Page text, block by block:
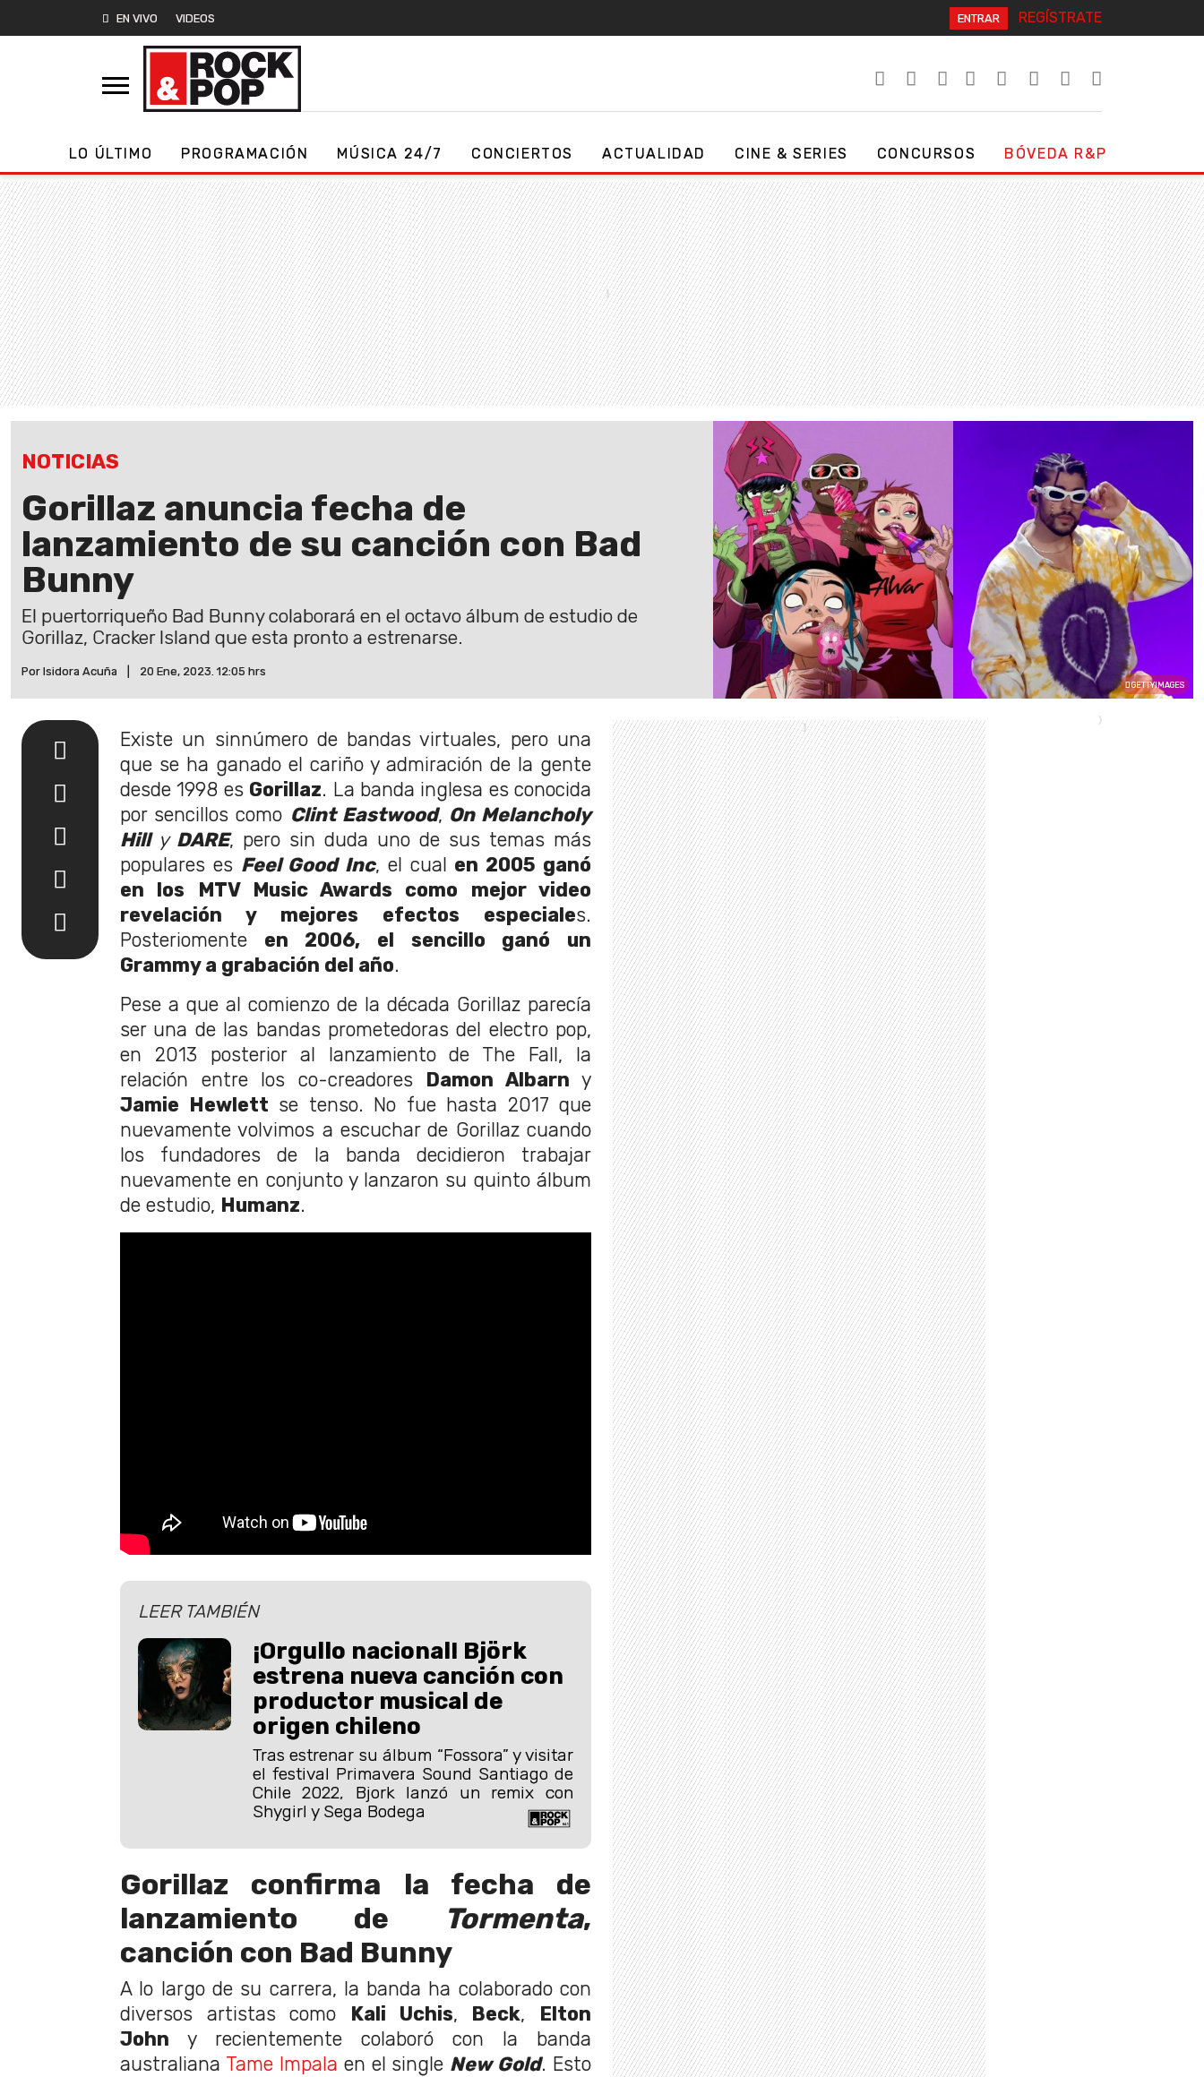
EN VIVO VIDEOS ENTRAR REGÍSTRATE
LO ÚLTIMO PROGRAMACIÓN MÚSICA 24/7 CONCIERTOS ACTUALIDAD CINE & SERIES CONCURSOS BÓVEDA R&P
NOTICIAS
Gorillaz anuncia fecha de
lanzamiento de su canción con Bad
Bunny
El puertorriqueño Bad Bunny colaborará en el octavo álbum de estudio de
Gorillaz, Cracker Island que esta pronto a estrenarse.
Por Isidora Acuña 20 Ene, 2023. 12:05 hrs
GETTYIMAGES
Existe un sinnúmero de bandas virtuales, pero una
que se ha ganado el cariño y admiración de la gente
desde 1998 es Gorillaz. La banda inglesa es conocida
por sencillos como Clint Eastwood, On Melancholy
Hill y DARE, pero sin duda uno de sus temas más
populares es Feel Good Inc, el cual en 2005 ganó
en los MTV Music Awards como mejor video
revelación y mejores efectos especiales.
Posteriomente en 2006, el sencillo ganó un
Grammy a grabación del año.
Pese a que al comienzo de la década Gorillaz parecía
ser una de las bandas prometedoras del electro pop,
en 2013 posterior al lanzamiento de The Fall, la
relación entre los co-creadores Damon Albarn y
Jamie Hewlett se tenso. No fue hasta 2017 que
nuevamente volvimos a escuchar de Gorillaz cuando
los fundadores de la banda decidieron trabajar
nuevamente en conjunto y lanzaron su quinto álbum
de estudio, Humanz.
LEER TAMBIÉN
¡Orgullo nacional! Björk
estrena nueva canción con
productor musical de
origen chileno
Tras estrenar su álbum “Fossora” y visitar
el festival Primavera Sound Santiago de
Chile 2022, Bjork lanzó un remix con
Shygirl y Sega Bodega
Gorillaz confirma la fecha de
lanzamiento de
Tormenta,
canción con Bad Bunny
A lo largo de su carrera, la banda ha colaborado con
diversos artistas como Kali Uchis, Beck, Elton
John y recientemente colaboró con la banda
australiana Tame Impala en el single New Gold. Esto